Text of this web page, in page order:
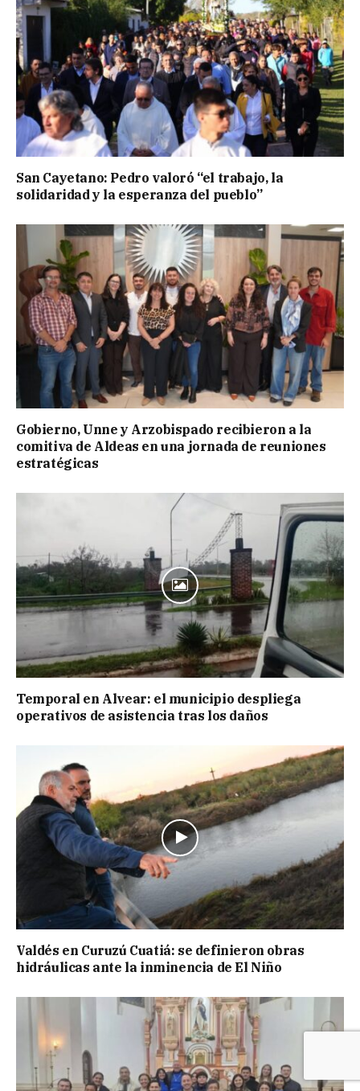
San Cayetano: Pedro valoró “el trabajo, la
solidaridad y la esperanza del pueblo”
Gobierno, Unne y Arzobispado recibieron a la
comitiva de Aldeas en una jornada de reuniones
estratégicas
Temporal en Alvear: el municipio despliega
operativos de asistencia tras los daños
Valdés en Curuzú Cuatiá: se definieron obras
hidráulicas ante la inminencia de El Niño